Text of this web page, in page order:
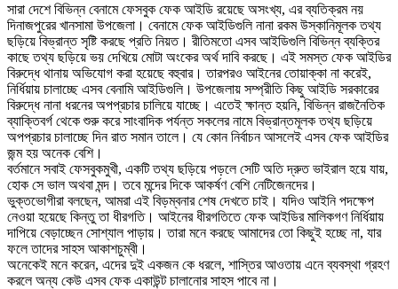
সারা দেশে বিভিন্ন বেনামে ফেসবুক ফেক আইডি রয়েছে অসংখ্য, এর ব্যতিক্রম নয়
দিনাজপুরের খানসামা উপজেলা। বেনামে ফেক আইডিগুলি নানা রকম উস্কানিমূলক তথ্য
ছড়িয়ে বিভ্রান্ত সৃষ্টি করছে প্রতি নিয়ত। রীতিমতো এসব আইডিগুলি বিভিন্ন ব্যক্তির
কাছে তথ্য ছড়িয়ে ভয় দেখিয়ে মোটা অংকের অর্থ দাবি করছে। এই সমস্ত ফেক আইডির
বিরুদ্ধে থানায় অভিযোগ করা হয়েছে বহুবার। তারপরও আইনের তোয়াক্কা না করেই,
নির্ধিয়ায় চালাচ্ছে এসব বেনামি আইডিগুলি। উপজেলায় সম্প্রীতি কিছু আইডি সরকারের
বিরুদ্ধে নানা ধরনের অপপ্রচার চালিয়ে যাচ্ছে। এতেই ক্ষান্ত হয়নি, বিভিন্ন রাজনৈতিক
ব্যাক্তিবর্গ থেকে শুরু করে সাংবাদিক পর্যন্ত সকলের নামে বিভ্রান্তমূলক তথ্য ছড়িয়ে
অপপ্রচার চালাচ্ছে দিন রাত সমান তালে। যে কোন নির্বাচন আসলেই এসব ফেক আইডির
জন্ম হয় অনেক বেশি।
বর্তমানে সবাই ফেসবুকমুখী, একটি তথ্য ছড়িয়ে পড়লে সেটি অতি দ্রুত ভাইরাল হয়ে যায়,
হোক সে ভাল অথবা মন্দ। তবে মন্দের দিকে আকর্ষণ বেশি নেটিজেনদের।
ভুক্তভোগীরা বলছেন, আমরা এই বিড়ম্বনার শেষ দেখতে চাই। যদিও আইনি পদক্ষেপ
নেওয়া হয়েছে কিন্তু তা ধীরগতি। আইনের ধীরগতিতে ফেক আইডির মালিকগণ নির্ধিয়ায়
দাপিয়ে বেড়াচ্ছেন সোশ্যাল পাড়ায়। তারা মনে করছে আমাদের তো কিছুই হচ্ছে না, যার
ফলে তাদের সাহস আকাশচুম্বী।
অনেকেই মনে করেন, এদের দুই একজন কে ধরলে, শাস্তির আওতায় এনে ব্যবস্থা গ্রহণ
করলে অন্য কেউ এসব ফেক একাউন্ট চালানোর সাহস পাবে না।